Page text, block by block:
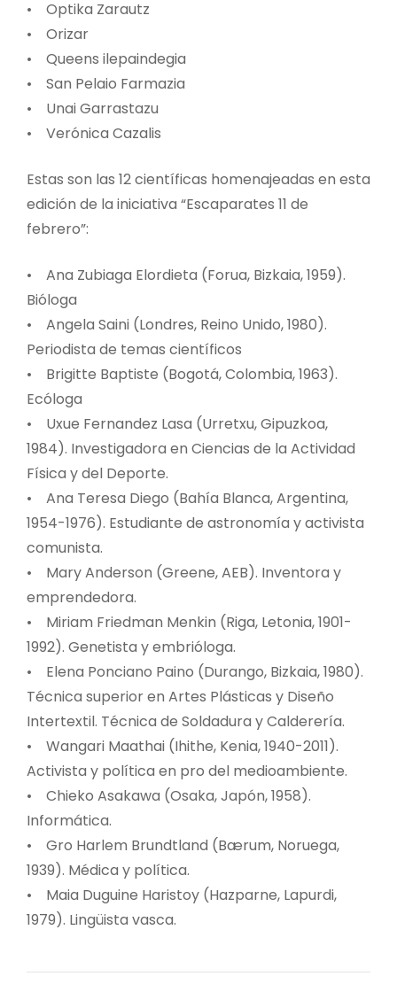
• Optika Zarautz
• Orizar
• Queens ilepaindegia
• San Pelaio Farmazia
• Unai Garrastazu
• Verónica Cazalis
Estas son las 12 científicas homenajeadas en esta
edición de la iniciativa “Escaparates 11 de
febrero”:
• Ana Zubiaga Elordieta (Forua, Bizkaia, 1959).
Bióloga
• Angela Saini (Londres, Reino Unido, 1980).
Periodista de temas científicos
• Brigitte Baptiste (Bogotá, Colombia, 1963).
Ecóloga
• Uxue Fernandez Lasa (Urretxu, Gipuzkoa,
1984). Investigadora en Ciencias de la Actividad
Física y del Deporte.
• Ana Teresa Diego (Bahía Blanca, Argentina,
1954-1976). Estudiante de astronomía y activista
comunista.
• Mary Anderson (Greene, AEB). Inventora y
emprendedora.
• Miriam Friedman Menkin (Riga, Letonia, 1901-
1992). Genetista y embrióloga.
• Elena Ponciano Paino (Durango, Bizkaia, 1980).
Técnica superior en Artes Plásticas y Diseño
Intertextil. Técnica de Soldadura y Calderería.
• Wangari Maathai (Ihithe, Kenia, 1940-2011).
Activista y política en pro del medioambiente.
• Chieko Asakawa (Osaka, Japón, 1958).
Informática.
• Gro Harlem Brundtland (Bærum, Noruega,
1939). Médica y política.
• Maia Duguine Haristoy (Hazparne, Lapurdi,
1979). Lingüista vasca.